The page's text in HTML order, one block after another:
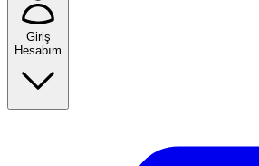
Giriş
Hesabım